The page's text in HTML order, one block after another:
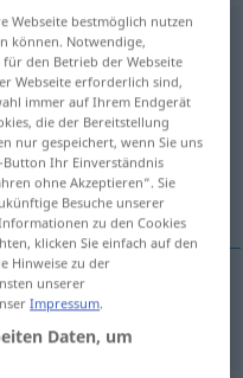
;Magier>Magierin
antippen)
Webseite bestmöglich nutzen
können. Notwendige,
den Betrieb der Webseite
Webseite erforderlich sind,
immer auf Ihrem Endgerät
die der Bereitstellung
nur gespeichert, wenn Sie uns
Button Ihr Einverständnis
ohne Akzeptieren“. Sie
Besuche unserer
zu den Cookies
klicken Sie einfach auf den
Hinweise zu der
unserer
Impressum.
Daten, um